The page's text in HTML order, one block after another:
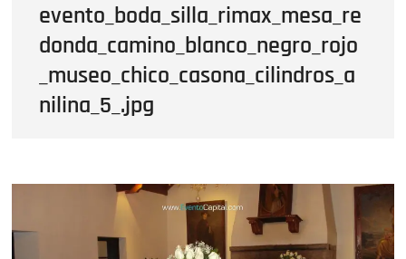
evento_boda_silla_rimax_mesa_re
donda_camino_blanco_negro_rojo
_museo_chico_casona_cilindros_a
nilina_5_.jpg